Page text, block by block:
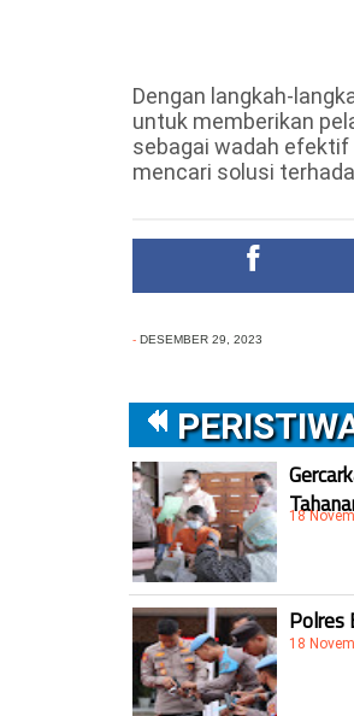
Dengan langkah-
untuk memberikan
sebagai wadah
mencari solusi
- DESEMBER 29, 2023
18
Polres
18